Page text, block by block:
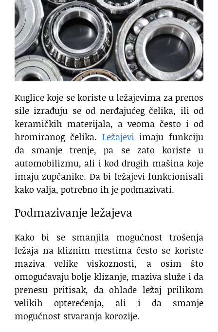
Kuglice koje se koriste u ležajevima za prenos
sile izrađuju se od nerđajućeg čelika, ili od
keramičkih materijala, a veoma često i od
hromiranog čelika. Ležajeviimaju funkciju
da smanje trenje, pa se zato koriste u
automobilizmu, ali i kod drugih mašina koje
imaju zupčanike. Da bi ležajevi funkcionisali
kako valja, potrebno ih je podmazivati.
Podmazivanje ležajeva
Kako bi se smanjila mogućnost trošenja
ležaja na kliznim mestima često se koriste
maziva velike viskoznosti, a osim što
omogućavaju bolje klizanje, maziva služe i da
prenesu pritisak, da ohlade ležaj prilikom
velikih opterećenja, ali i da smanje
mogućnost stvaranja korozije.